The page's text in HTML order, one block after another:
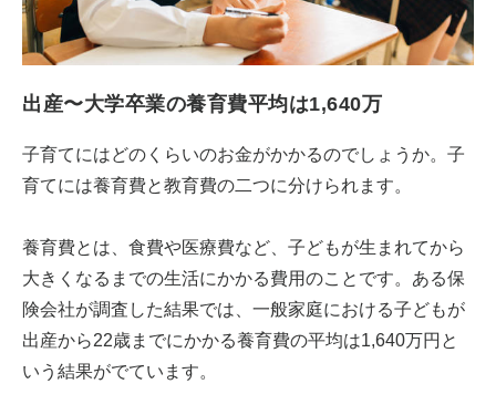
出産〜大学卒業の養育費平均は1,640万
子育てにはどのくらいのお金がかかるのでしょうか。子
育てには養育費と教育費の二つに分けられます。
養育費とは、食費や医療費など、子どもが生まれてから
大きくなるまでの生活にかかる費用のことです。ある保
険会社が調査した結果では、一般家庭における子どもが
出産から22歳までにかかる養育費の平均は1,640万円と
いう結果がでています。